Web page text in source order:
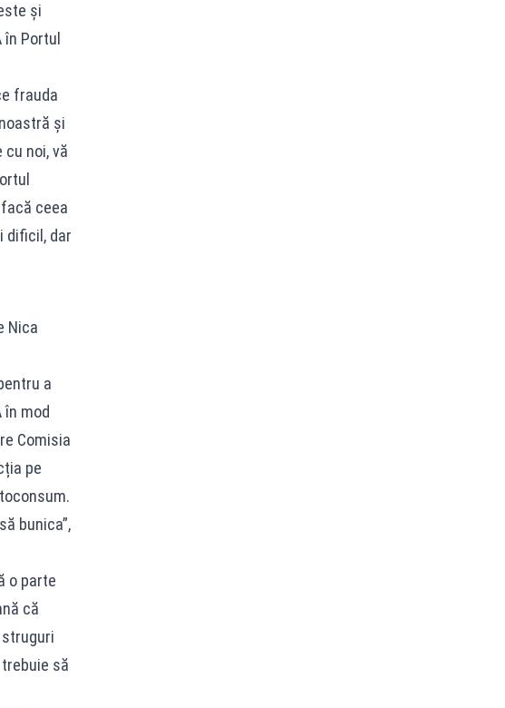
și
Portul
frauda
și
noi, vă
ceea
dificil, dar
Nica
a
mod
Comisia
pe
bunica”,
o parte
că
să